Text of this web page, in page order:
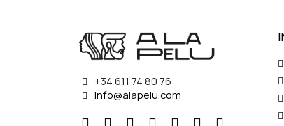
+34 611 74 80 76
info@alapelu.com